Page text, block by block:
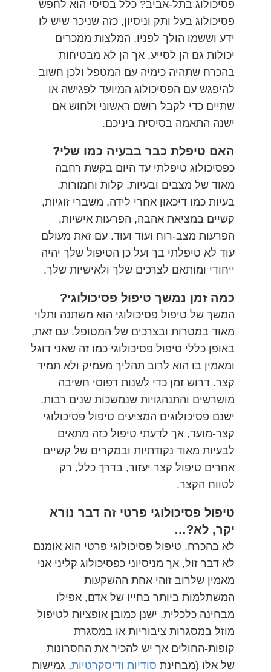
פסיכולוג בתל-אביב? כלל בסיסי הוא לחפש
פסיכולוג בעל ותק וניסיון, כזה שניכר שיש לו
ידע וששמו הולך לפניו. המלצות ממכרים
יכולות גם הן לסייע, אך הן לא מבטיחות
בהכרח שתהיה כימיה עם המטפל ולכן חשוב
להיפגש עם הפסיכולוג המיועד לפגישה או
שתיים כדי לקבל רושם ראשוני ולחוש אם
ישנה התאמה בסיסית ביניכם.
האם טיפלת כבר בבעיה כמו שלי?
כפסיכולוג טיפלתי עד היום בקשת רחבה
מאוד של מצבים ובעיות, קלות וחמורות.
בעיות כמו דיכאון אחרי לידה, משברי זוגיות,
קשיים במציאת אהבה, הפרעות אישיות,
הפרעות מצב-רוח ועוד ועוד. עם זאת מעולם
עוד לא טיפלתי בך ועל כן הטיפול שלך יהיה
ייחודי ומותאם לצרכים שלך ולאישיות שלך.
כמה זמן נמשך טיפול פסיכולוגי?
המשך של טיפול פסיכולוגי הוא משתנה ותלוי
מאוד במטרות ובצרכים של המטופל. עם זאת,
באופן כללי טיפול פסיכולוגי כמו זה שאני דוגל
ומאמין בו הוא לרוב תהליך מעמיק ולא תמיד
קצר. דרוש זמן כדי לשנות דפוסי חשיבה
מושרשים והתנהגויות שנמשכות שנים רבות.
ישנם פסיכולוגים המציעים טיפול פסיכולוגי
קצר-מועד, אך לדעתי טיפול כזה מתאים
לבעיות מאוד נקודתיות ובמקרים של קשיים
אחרים טיפול קצר יעזור, בדרך כלל, רק
לטווח הקצר.
טיפול פסיכולוגי פרטי זה דבר נורא
יקר, לא?…
לא בהכרח. טיפול פסיכולוגי פרטי הוא אומנם
לא דבר זול, אך מניסיוני כפסיכולוג קליני אני
מאמין שלרוב זוהי אחת ההשקעות
המשתלמות ביותר בחייו של אדם, אפילו
מבחינה כלכלית. ישנן כמובן אופציות לטיפול
מוזל במסגרות ציבוריות או במסגרת
קופות-החולים אך יש להכיר את החסרונות
של אלו (מבחינת סודיות ודיסקרטיות, גמישות